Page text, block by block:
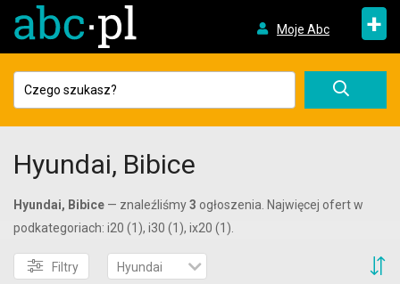
Moje Abc +
Hyundai, Bibice
Hyundai, Bibice — znaleźliśmy3 ogłoszenia. Najwięcej ofert w
podkategoriach: i20 (1), i30 (1), ix20 (1).
Filtry Hyundai